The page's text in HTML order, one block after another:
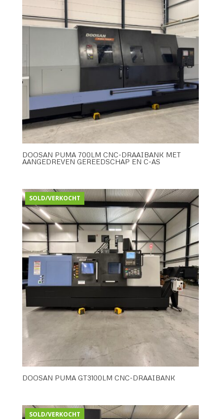
DOOSAN PUMA 700LM CNC-DRAAIBANK MET
AANGEDREVEN GEREEDSCHAP EN C-AS
SOLD/VERKOCHT
DOOSAN PUMA GT3100LM CNC-DRAAIBANK
SOLD/VERKOCHT